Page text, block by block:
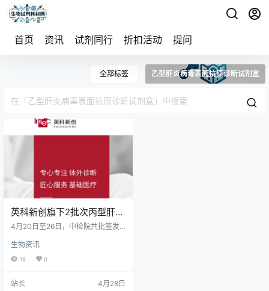
首页 资讯 试剂同行 折扣活动 提问
全部标签 乙型肝炎病毒表面抗原诊断试剂盒
英科新创旗下2批次丙型肝炎
病毒抗体诊断试剂盒（酶联
签发
4月20日至26日，中检院共批签发
表现突出，获批2批次丙肝抗体试剂
盒、1批次乙肝表面抗原试剂盒及1
批。数据显示，英科新创成立于198
生物资讯
18 0
站长 4月28日